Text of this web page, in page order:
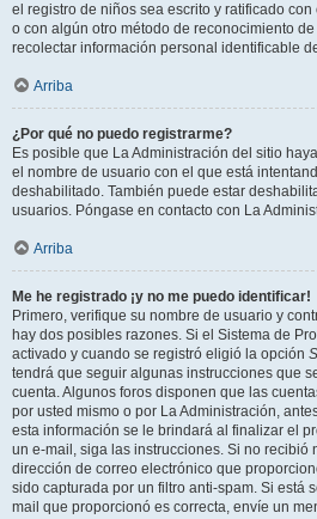
el registro de niños sea escrito y ratificado
o con algún otro método de reconocimiento
recolectar información personal identificable
Arriba
¿Por qué no puedo registrarme?
Es posible que La Administración del sitio
el nombre de usuario con el que está
deshabilitado. También puede estar
usuarios. Póngase en contacto con La
Arriba
Me he registrado ¡y no me puedo identificar!
Primero, verifique su nombre de usuario y
hay dos posibles razones. Si el Sistema de
activado y cuando se registró eligió la opción
tendrá que seguir algunas instrucciones que
cuenta. Algunos foros disponen que las
por usted mismo o por La Administración,
esta información se le brindará al finalizar el
un e-mail, siga las instrucciones. Si no recibió
dirección de correo electrónico que
sido capturada por un filtro anti-spam. Si está
mail que proporcionó es correcta, envíe un